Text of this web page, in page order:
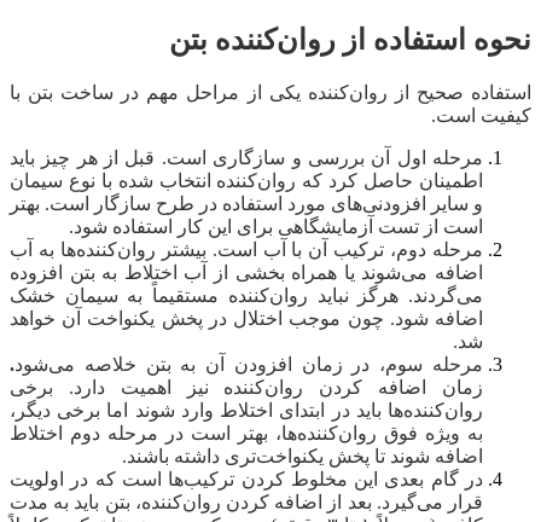
نحوه استفاده از روان‌کننده بتن
استفاده صحیح از روان‌کننده یکی از مراحل مهم در ساخت بتن با
کیفیت است.
مرحله اول آن بررسی و سازگاری است. قبل از هر چیز باید
اطمینان حاصل کرد که روان‌کننده انتخاب‌ شده با نوع سیمان
و سایر افزودنی‌های مورد استفاده در طرح سازگار است. بهتر
است از تست آزمایشگاهی برای این کار استفاده شود.
مرحله دوم، ترکیب آن با آب است. بیشتر روان‌کننده‌ها به آب
اضافه می‌شوند یا همراه بخشی از آب اختلاط به بتن افزوده
می‌گردند. هرگز نباید روان‌کننده مستقیماً به سیمان خشک
اضافه شود. چون موجب اختلال در پخش یکنواخت آن خواهد
شد.
مرحله سوم، در زمان افزودن آن به بتن خلاصه می‌شود.
زمان اضافه‌ کردن روان‌کننده نیز اهمیت دارد. برخی
روان‌کننده‌ها باید در ابتدای اختلاط وارد شوند اما برخی دیگر،
به‌ ویژه فوق روان‌کننده‌ها، بهتر است در مرحله دوم اختلاط
اضافه شوند تا پخش یکنواخت‌تری داشته باشند.
در گام بعدی این مخلوط کردن ترکیب‌ها است که در اولویت
قرار می‌گیرد. بعد از اضافه‌ کردن روان‌کننده، بتن باید به مدت